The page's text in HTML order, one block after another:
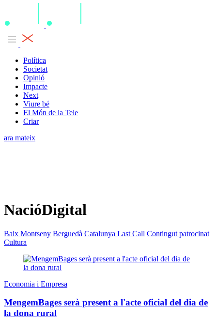
Política
Societat
Opinió
Impacte
Next
Viure bé
El Món de la Tele
Criar
ara mateix
NacióDigital
Baix Montseny Berguedà Catalunya Last Call Contingut patrocinat
Cultura
Economia i Empresa
MengemBages serà present a l'acte oficial del dia de
la dona rural